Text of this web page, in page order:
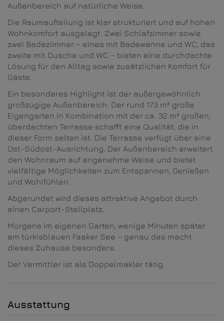
Außenbereich auf natürliche Weise.
Die Raumaufteilung ist klar strukturiert und auf hohen
Wohnkomfort ausgelegt: Zwei Schlafzimmer sowie
zwei Badezimmer – eines mit Badewanne und WC, das
zweite mit Dusche und WC – bieten eine durchdachte
Lösung für den Alltag sowie zusätzlichen Komfort für
Gäste.
Ein besonderes Highlight ist der außergewöhnlich
großzügige Außenbereich: Der rund 173 m² große
Eigengarten in Kombination mit der ca. 32 m² großen,
überdachten Terrasse schafft eine Qualität, die in
dieser Form selten ist. Die Terrasse verfügt über eine
Ost-Südost-Ausrichtung. Der Außenbereich erweitert
den Wohnraum auf angenehme Weise und bietet
vielfältige Möglichkeiten zum Entspannen, Genießen
und Wohlfühlen.
Abgerundet wird dieses attraktive Angebot durch
einen Carport-Stellplatz.
Morgens im eigenen Garten, wenige Minuten später
am türkisblauen Faaker See – genau das macht
dieses Zuhause besonders.
Der Vermittler ist als Doppelmakler tätig.
Ausstattung